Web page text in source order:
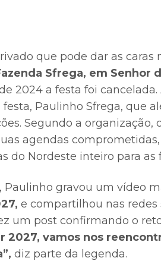
que pode dar as caras
Sfrega, em Senhor
2024 a festa foi
Paulinho Sfrega, que
Segundo a organização,
agendas
do Nordeste inteiro para as
Paulinho gravou um vídeo
e compartilhou nas redes
um post confirmando o
2027, vamos nos
diz parte da legenda.